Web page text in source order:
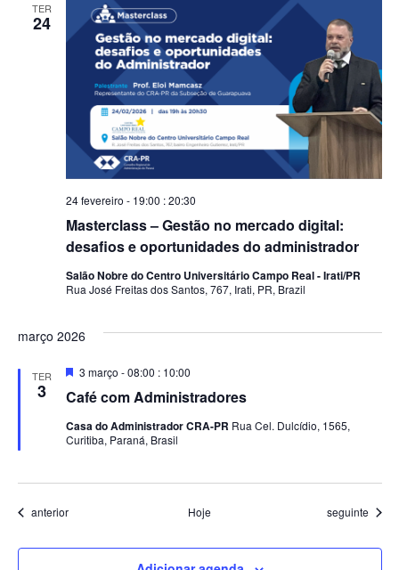
TER
24
Masterclass – Gestão no mercado digital:
desafios e oportunidades do administrador
24 fevereiro - 19:00 :20:30
Salão Nobre do Centro Universitário Campo Real - Irati/PR
Rua José Freitas dos Santos, 767, Irati, PR, Brazil
março 2026
TER
3 Café com Administradores
Destacado
3 março - 08:00 : 10:00
Casa do Administrador CRA-PR Rua Cel. Dulcídio, 1565,
Curitiba, Paraná, Brasil
Eventos
anterior Hoje Eventos
seguinte